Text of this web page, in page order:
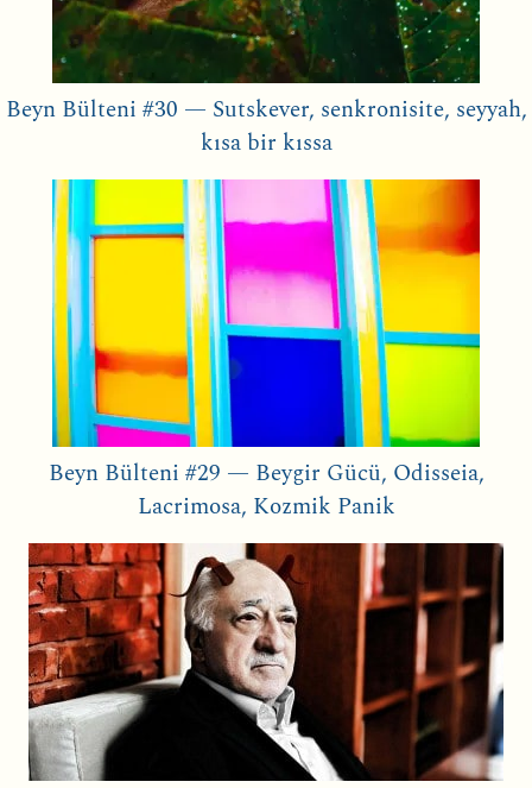
Beyn Bülteni #30 — Sutskever, senkronisite, seyyah,
kısa bir kıssa
Beyn Bülteni #29 — Beygir Gücü, Odisseia,
Lacrimosa, Kozmik Panik